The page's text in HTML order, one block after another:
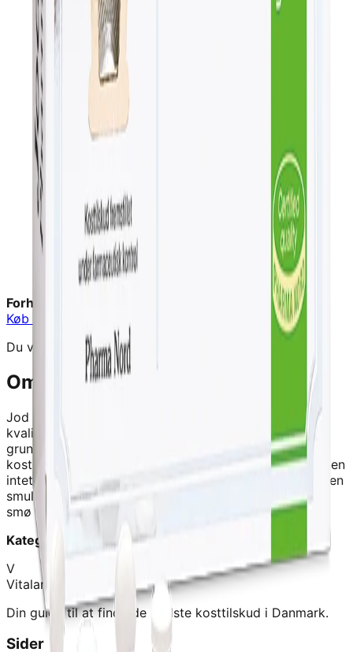
Forhandler:
Køb hos
Du vil blive videresendt til forhandlerens hjemmeside
Om dette produkt
Jod 400 g - 120 Tabletter - Pharma Nord
kvalitetskosttilskud fra
Jod er et
grundstof og et livsvigtigt sporstof for mennesker. I
kosten kan vi fø jod fra fisk, skaldyr og tang men nøsten
intet fra Nori-tang, som typisk bruges til sushi. Der er en
smule jod i øg, mest i øggeblommen, men kun meget
smø møngder i andre fød
Kategori:
V
Vitalance
Din guide til at finde de bedste kosttilskud i Danmark.
Sider